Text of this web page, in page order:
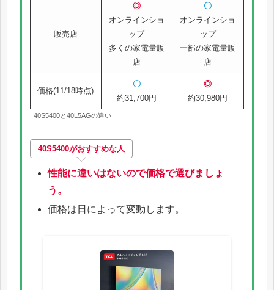
販売店
◎
オンラインショ
ップ
多くの家電量販
店
〇
オンラインショ
ップ
一部の家電量販
店
価格(11/18時点)
〇
約31,700円
◎
約30,980円
40S5400と40L5AGの違い
40S5400がおすすめな人
性能に違いはないので価格で選びましょ
う。
価格は日によって変動します。